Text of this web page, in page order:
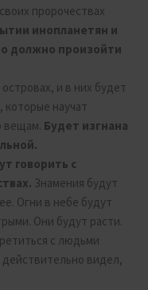
пророчествах
инопланетян и
должно произойти
и в них будет
которые научат
вещам. Будет изгнана
говорить с
Знамения будут
Огни в небе будут
Они будут расти.
с людьми
видел,